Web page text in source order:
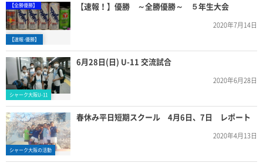
【全勝優勝】
【速報-優勝】
【速報！】優勝 ～全勝優勝～ ５年生大会
2020年7月14日
シャーク大阪U-11
6月28日(日) U-11 交流試合
2020年6月28日
シャーク大阪の活動
春休み平日短期スクール 4月6日、7日 レポート
2020年4月13日